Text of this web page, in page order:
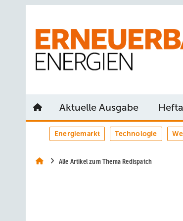
Aktuelle Ausgabe
Energiemarkt Technologie
Alle Artikel zum Thema Redispatch